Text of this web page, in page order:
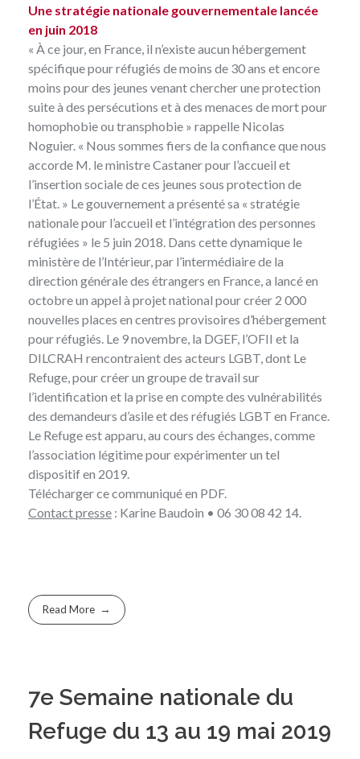
Une stratégie nationale gouvernementale lancée
en juin 2018
« À ce jour, en France, il n’existe aucun hébergement
spécifique pour réfugiés de moins de 30 ans et encore
moins pour des jeunes venant chercher une protection
suite à des persécutions et à des menaces de mort pour
homophobie ou transphobie » rappelle Nicolas
Noguier. « Nous sommes fiers de la confiance que nous
accorde M. le ministre Castaner pour l’accueil et
l’insertion sociale de ces jeunes sous protection de
l’État. » Le gouvernement a présenté sa « stratégie
nationale pour l’accueil et l’intégration des personnes
réfugiées » le 5 juin 2018. Dans cette dynamique le
ministère de l’Intérieur, par l’intermédiaire de la
direction générale des étrangers en France, a lancé en
octobre un appel à projet national pour créer 2 000
nouvelles places en centres provisoires d’hébergement
pour réfugiés. Le 9 novembre, la DGEF, l’OFII et la
DILCRAH rencontraient des acteurs LGBT, dont Le
Refuge, pour créer un groupe de travail sur
l’identification et la prise en compte des vulnérabilités
des demandeurs d’asile et des réfugiés LGBT en France.
Le Refuge est apparu, au cours des échanges, comme
l’association légitime pour expérimenter un tel
dispositif en 2019.
Téléchargerce communiqué en PDF.
Contact presse : Karine Baudoin • 06 30 08 42 14.
Read More
7e Semaine nationale du
Refuge du 13 au 19 mai 2019